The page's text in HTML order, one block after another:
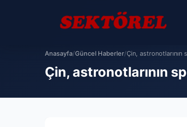
Anasayfa/Güncel Haberler/Çin,
Çin, astronotlarının